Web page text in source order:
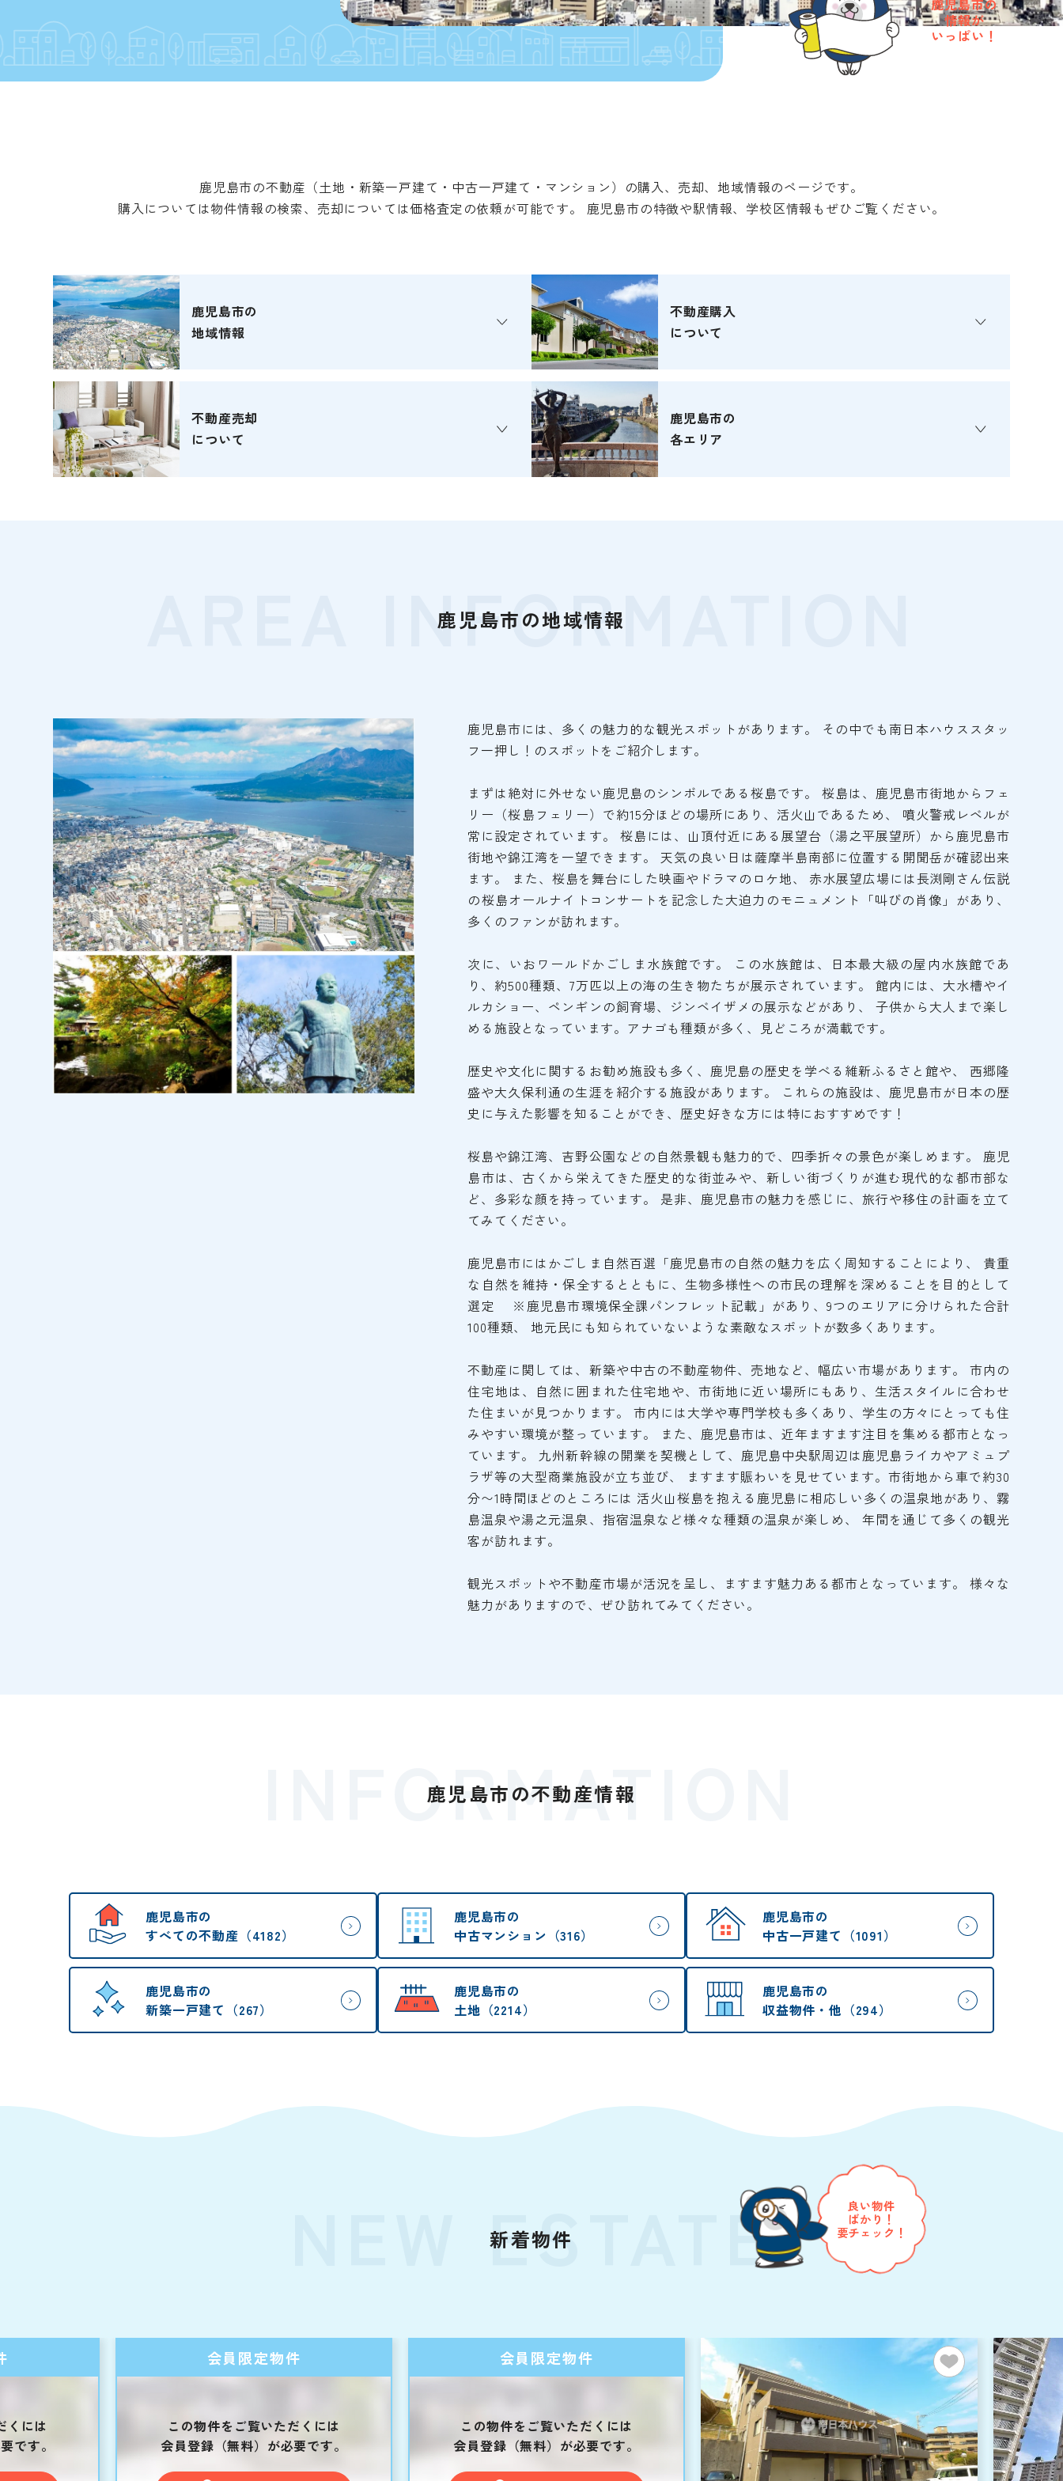
鹿児島市の
情報が
いっぱい！
鹿児島市の不動産（土地・新築一戸建て・中古一戸建て・マンション）の購入、売却、地域情報のページです。
購入については物件情報の検索、売却については価格査定の依頼が可能です。 鹿児島市の特徴や駅情報、学校区情報もぜひご覧ください。
鹿児島市の
地域情報
不動産購入
について
不動産売却
について
鹿児島市の
各エリア
AREA INFORMATION
鹿児島市の地域情報
鹿児島市には、多くの魅力的な観光スポットがあります。 その中でも南日本ハウススタッ
フ一押し！のスポットをご紹介します。
まずは絶対に外せない鹿児島のシンボルである桜島です。 桜島は、鹿児島市街地からフェ
リー（桜島フェリー）で約15分ほどの場所にあり、活火山であるため、 噴火警戒レベルが
常に設定されています。 桜島には、山頂付近にある展望台（湯之平展望所）から鹿児島市
街地や錦江湾を一望できます。 天気の良い日は薩摩半島南部に位置する開聞岳が確認出来
ます。 また、桜島を舞台にした映画やドラマのロケ地、 赤水展望広場には長渕剛さん伝説
の桜島オールナイトコンサートを記念した大迫力のモニュメント「叫びの肖像」があり、
多くのファンが訪れます。
次に、いおワールドかごしま水族館です。 この水族館は、日本最大級の屋内水族館であ
り、約500種類、7万匹以上の海の生き物たちが展示されています。 館内には、大水槽やイ
ルカショー、ペンギンの飼育場、ジンベイザメの展示などがあり、 子供から大人まで楽し
める施設となっています。アナゴも種類が多く、見どころが満載です。
歴史や文化に関するお勧め施設も多く、鹿児島の歴史を学べる維新ふるさと館や、 西郷隆
盛や大久保利通の生涯を紹介する施設があります。 これらの施設は、鹿児島市が日本の歴
史に与えた影響を知ることができ、歴史好きな方には特におすすめです！
桜島や錦江湾、吉野公園などの自然景観も魅力的で、四季折々の景色が楽しめます。 鹿児
島市は、古くから栄えてきた歴史的な街並みや、新しい街づくりが進む現代的な都市部な
ど、多彩な顔を持っています。 是非、鹿児島市の魅力を感じに、旅行や移住の計画を立て
てみてください。
鹿児島市にはかごしま自然百選「鹿児島市の自然の魅力を広く周知することにより、 貴重
な自然を維持・保全するとともに、生物多様性への市民の理解を深めることを目的として
選定 ※鹿児島市環境保全課パンフレット記載」があり、9つのエリアに分けられた合計
100種類、 地元民にも知られていないような素敵なスポットが数多くあります。
不動産に関しては、新築や中古の不動産物件、売地など、幅広い市場があります。 市内の
住宅地は、自然に囲まれた住宅地や、市街地に近い場所にもあり、生活スタイルに合わせ
た住まいが見つかります。 市内には大学や専門学校も多くあり、学生の方々にとっても住
みやすい環境が整っています。 また、鹿児島市は、近年ますます注目を集める都市となっ
ています。 九州新幹線の開業を契機として、鹿児島中央駅周辺は鹿児島ライカやアミュプ
ラザ等の大型商業施設が立ち並び、 ますます賑わいを見せています。市街地から車で約30
分〜1時間ほどのところには 活火山桜島を抱える鹿児島に相応しい多くの温泉地があり、霧
島温泉や湯之元温泉、指宿温泉など様々な種類の温泉が楽しめ、 年間を通じて多くの観光
客が訪れます。
観光スポットや不動産市場が活況を呈し、ますます魅力ある都市となっています。 様々な
魅力がありますので、ぜひ訪れてみてください。
INFORMATION
鹿児島市の不動産情報
鹿児島市の
すべての不動産（4182）
鹿児島市の
中古マンション（316）
鹿児島市の
中古一戸建て（1091）
鹿児島市の
新築一戸建て（267）
鹿児島市の
土地（2214）
鹿児島市の
収益物件・他（294）
NEW ESTATE
新着物件
良い物件
ばかり！
要チェック！
くには
です。
会員限定物件
この物件をご覧いただくには
会員登録（無料）が必要です。
会員限定物件
この物件をご覧いただくには
会員登録（無料）が必要です。